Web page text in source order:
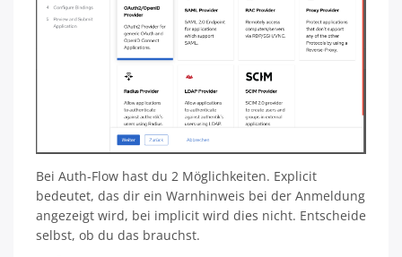
Bei Auth-Flow hast du 2 Möglichkeiten. Explicit
bedeutet, das dir ein Warnhinweis bei der Anmeldung
angezeigt wird, bei implicit wird dies nicht. Entscheide
selbst, ob du das brauchst.